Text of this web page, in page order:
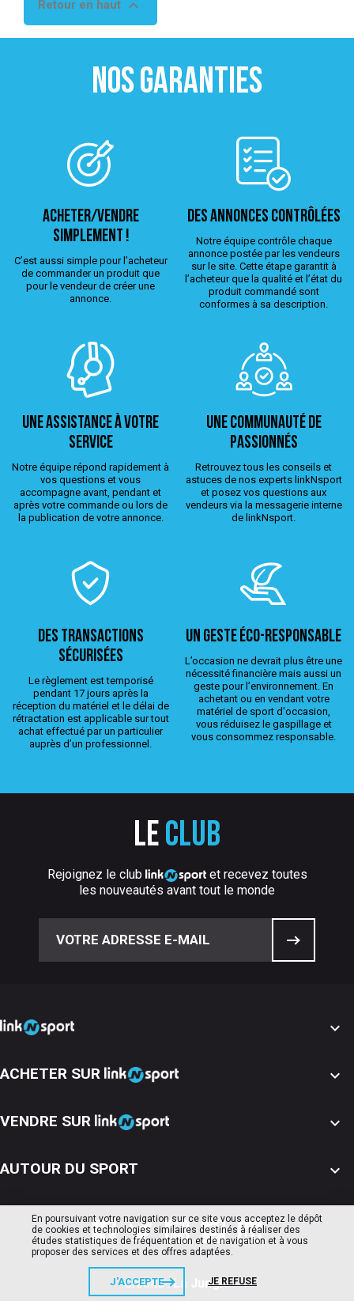
Retour en haut 
NOS GARANTIES
ACHETER/VENDRE
simplement !
C’est aussi simple pour l’acheteur
de commander un produit que
pour le vendeur de créer une
annonce.
Des annonces contrôlées
Notre équipe contrôle chaque
annonce postée par les vendeurs
sur le site. Cette étape garantit à
l’acheteur que la qualité et l’état du
produit commandé sont
conformes à sa description.
Une assistance à votre
service
Notre équipe répond rapidement à
vos questions et vous
accompagne avant, pendant et
après votre commande ou lors de
la publication de votre annonce.
Une Communauté de
passionnés
Retrouvez tous les conseils et
astuces de nos experts linkNsport
et posez vos questions aux
vendeurs via la messagerie interne
de linkNsport.
Des transactions
sécurisées
Le règlement est temporisé
pendant 17 jours après la
réception du matériel et le délai de
rétractation est applicable sur tout
achat effectué par un particulier
auprès d’un professionnel.
Un geste éco-responsable
L’occasion ne devrait plus être une
nécessité financière mais aussi un
geste pour l’environnement. En
achetant ou en vendant votre
matériel de sport d'occasion,
vous réduisez le gaspillage et
vous consommez responsable.
Le club
Rejoignez le club
et recevez toutes
les nouveautés avant tout le monde

ACHETER SUR 
VENDRE SUR 
AUTOUR DU SPORT 
Crédits :La Jungle
En poursuivant votre navigation sur ce site vous acceptez le dépôt
de cookies et technologies similaires destinés à réaliser des
études statistiques de fréquentation et de navigation et à vous
proposer des services et des offres adaptées.
J'ACCEPTE JE REFUSE